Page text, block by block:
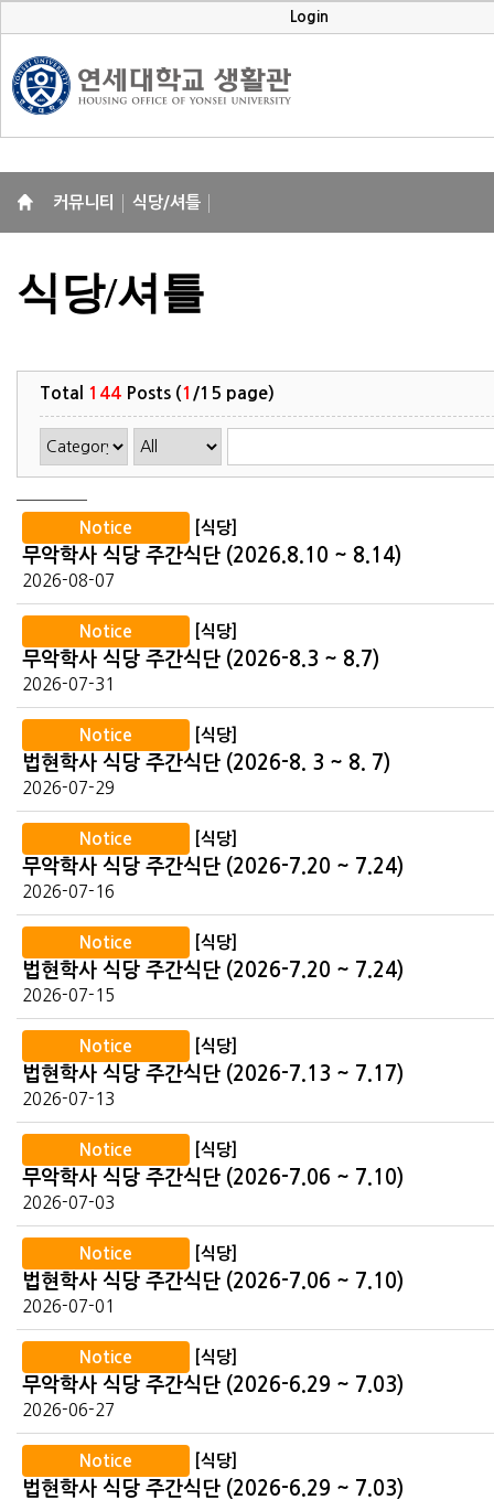
Login
커뮤니티 식당/셔틀
식당/셔틀
Total 144 Posts ( 1 /15 page)
Notice [식당]
무악학사 식당 주간식단 (2026.8.10 ~ 8.14)
2026-08-07
Notice [식당]
무악학사 식당 주간식단 (2026-8.3 ~ 8.7)
2026-07-31
Notice [식당]
법현학사 식당 주간식단 (2026-8. 3 ~ 8. 7)
2026-07-29
Notice [식당]
무악학사 식당 주간식단 (2026-7.20 ~ 7.24)
2026-07-16
Notice [식당]
법현학사 식당 주간식단 (2026-7.20 ~ 7.24)
2026-07-15
Notice [식당]
법현학사 식당 주간식단 (2026-7.13 ~ 7.17)
2026-07-13
Notice [식당]
무악학사 식당 주간식단 (2026-7.06 ~ 7.10)
2026-07-03
Notice [식당]
법현학사 식당 주간식단 (2026-7.06 ~ 7.10)
2026-07-01
Notice [식당]
무악학사 식당 주간식단 (2026-6.29 ~ 7.03)
2026-06-27
Notice [식당]
법현학사 식당 주간식단 (2026-6.29 ~ 7.03)